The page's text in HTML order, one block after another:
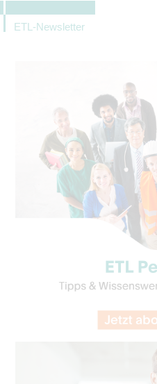
ETL-Newsletter